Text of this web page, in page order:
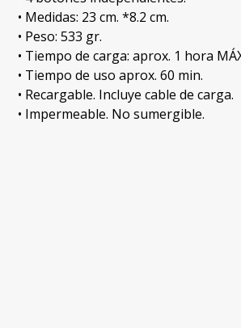
• Medidas: 23 cm. *8.2 cm.
• Peso: 533 gr.
• Tiempo de carga: aprox. 1 hora
• Tiempo de uso aprox. 60 min.
• Recargable. Incluye cable de carga.
• Impermeable. No sumergible.